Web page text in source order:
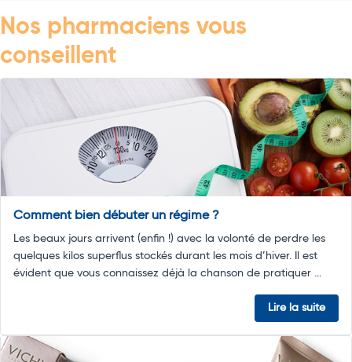
Nos pharmaciens vous
conseillent
Comment bien débuter un régime ?
Les beaux jours arrivent (enfin !) avec la volonté de perdre les
quelques kilos superflus stockés durant les mois d’hiver. Il est
évident que vous connaissez déjà la chanson de pratiquer ...
Lire la suite